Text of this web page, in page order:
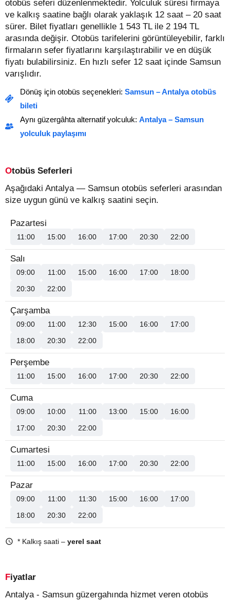
otobüs seferi düzenlenmektedir. Yolculuk süresi firmaya
ve kalkış saatine bağlı olarak yaklaşık 12 saat – 20 saat
sürer. Bilet fiyatları genellikle 1 543 TL ile 2 194 TL
arasında değişir. Otobüs tarifelerini görüntüleyebilir, farklı
firmaların sefer fiyatlarını karşılaştırabilir ve en düşük
fiyatı bulabilirsiniz. En hızlı sefer 12 saat içinde Samsun
varışlıdır.
Dönüş için otobüs seçenekleri: Samsun – Antalya otobüs
bileti
Aynı güzergâhta alternatif yolculuk: Antalya – Samsun
yolculuk paylaşımı
Otobüs Seferleri
Aşağıdaki Antalya — Samsun otobüs seferleri arasından
size uygun günü ve kalkış saatini seçin.
Pazartesi
11:00 15:00 16:00 17:00 20:30 22:00
Salı
09:00 11:00 15:00 16:00 17:00
18:00
20:30
22:00
Çarşamba
09:00 11:00 12:30 15:00 16:00
17:00
18:00
20:30 22:00
Perşembe
11:00 15:00 16:00 17:00 20:30 22:00
Cuma
09:00 10:00 11:00 13:00 15:00
16:00
17:00
20:30 22:00
Cumartesi
11:00 15:00 16:00 17:00 20:30 22:00
Pazar
09:00 11:00 11:30 15:00 16:00
17:00
18:00
20:30 22:00
* Kalkış saati – yerel saat
Fiyatlar
Antalya - Samsun güzergahında hizmet veren otobüs